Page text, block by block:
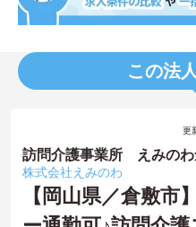
この法
更
訪問介護事業所 えみのわ
株式会社えみのわ
【岡山県／倉敷